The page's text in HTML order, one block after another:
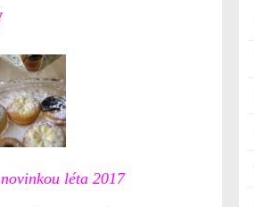
léta 2017